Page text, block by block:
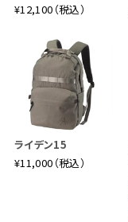
¥12,100（税込）
ライデン15
¥11,000（税込）